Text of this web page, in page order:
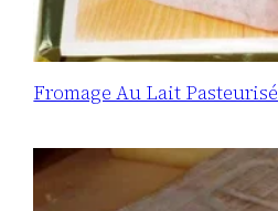
Fromage Au Lait Pasteurisé